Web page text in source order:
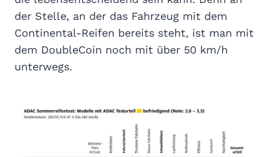
der Stelle, an der das Fahrzeug mit dem
Continental-Reifen bereits steht, ist man mit
dem DoubleCoin noch mit über 50 km/h
unterwegs.